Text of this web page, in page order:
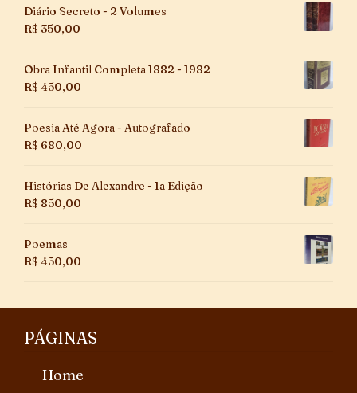
Diário Secreto - 2 Volumes
R$ 350,00
Obra Infantil Completa 1882 - 1982
R$ 450,00
Poesia Até Agora - Autografado
R$ 680,00
Histórias De Alexandre - 1a Edição
R$ 850,00
Poemas
R$ 450,00
PÁGINAS
Home